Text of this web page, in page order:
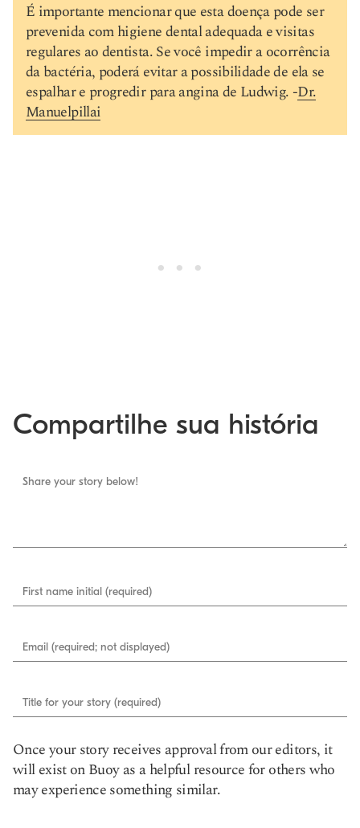
É importante mencionar que esta doença pode ser
prevenida com higiene dental adequada e visitas
regulares ao dentista. Se você impedir a ocorrência
da bactéria, poderá evitar a possibilidade de ela se
espalhar e progredir para angina de Ludwig. -Dr.
Manuelpillai
Compartilhe sua história
Share your story below!
First name initial (required)
Email (required; not displayed)
Title for your story (required)
Once your story receives approval from our editors, it
will exist on Buoy as a helpful resource for others who
may experience something similar.